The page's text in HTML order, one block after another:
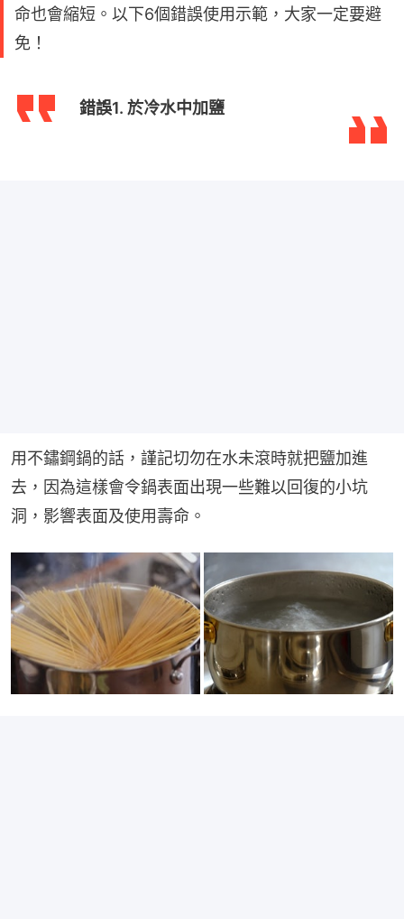
命也會縮短。以下6個錯誤使用示範，大家一定要避
免！
錯誤1. 於冷水中加鹽
用不鏽鋼鍋的話，謹記切勿在水未滾時就把鹽加進
去，因為這樣會令鍋表面出現一些難以回復的小坑
洞，影響表面及使用壽命。